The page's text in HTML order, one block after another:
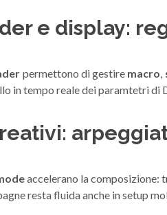
e display:
permettono di gestire macro,
in tempo reale dei paramtetri di
accelerano la composizione:
resta fluida anche in setup